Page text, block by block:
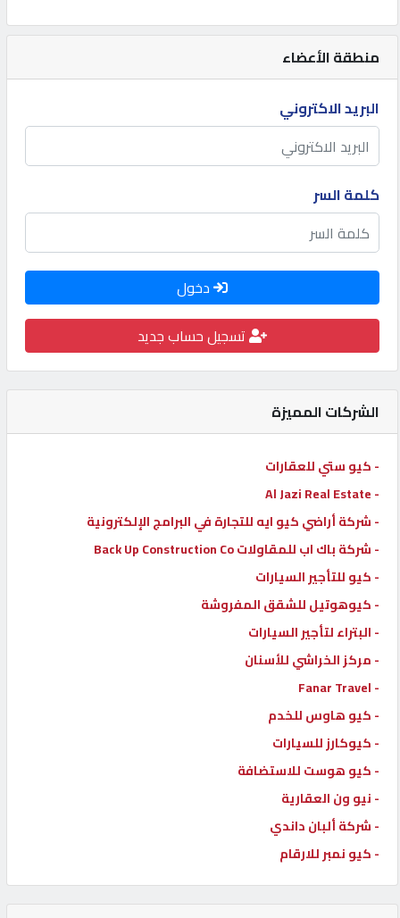
كيو
نمبر
كيو
كارز
كيو
ماركت
الدليل
القطري
POWERED
QHOST
منطقة الأعضاء
البريد الاكتروني
كلمة السر
دخول
تسجيل حساب جديد
الشركات المميزة
- كيو ستي للعقارات
- Al Jazi Real Estate
- شركة أراضي كيو ايه للتجارة في البرامج الإلكترونية
- شركة باك اب للمقاولات Back Up Construction Co
- كيو للتأجير السيارات
- كيوهوتيل للشقق المفروشة
- البتراء لتأجير السيارات
- مركز الخراشي للأسنان
- Fanar Travel
- كيو هاوس للخدم
- كيوكارز للسيارات
- كيو هوست للاستضافة
- نيو ون العقارية
- شركة ألبان داندي
- كيو نمبر للارقام